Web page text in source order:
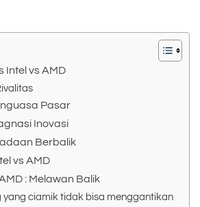
Intel vs AMD
Pasar
Inovasi
Berbalik
vs AMD
: Melawan Balik
yang ciamik tidak bisa menggantikan